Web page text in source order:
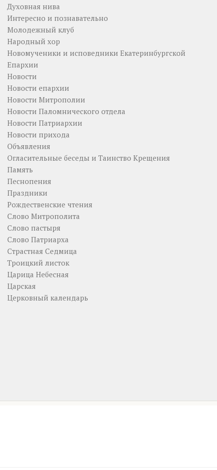
Духовная нива
Интересно и познавательно
Молодежный клуб
Народный хор
Новомученики и исповедники Екатеринбургской
Епархии
Новости
Новости епархии
Новости Митрополии
Новости Паломнического отдела
Новости Патриархии
Новости прихода
Объявления
Огласительные беседы и Таинство Крещения
Память
Песнопения
Праздники
Рождественские чтения
Слово Митрополита
Слово пастыря
Слово Патриарха
Страстная Седмица
Троицкий листок
Царица Небесная
Царская
Церковный календарь